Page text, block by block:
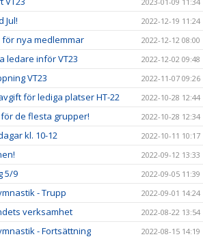
Jul! 2022-12-19 11:24
för nya medlemmar 2022-12-12 08:00
ledare inför VT23 2022-12-02 09:48
VT23 2022-11-07 09:26
för lediga platser HT-22 2022-10-28 12:44
de flesta grupper! 2022-10-28 12:34
kl. 10-12 2022-10-11 10:17
2022-09-12 13:33
5/9 2022-09-05 11:39
- Trupp 2022-09-01 14:24
verksamhet 2022-08-22 13:54
- Fortsättning 2022-08-15 14:19